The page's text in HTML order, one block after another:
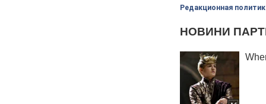
Редакционная